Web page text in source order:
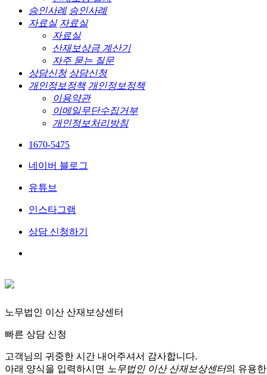
승인사례 승인사례
자료실 자료실
자료실
산재보상금 계산기
자주 묻는 질문
상담신청 상담신청
개인정보정책 개인정보정책
이용약관
이메일무단수집거부
개인정보처리방침
1670-5475
네이버 블로그
유튜브
인스타그램
상담 신청하기
노무법인 이산 산재보상센터
빠른 상담 신청
고객님의 귀중한 시간 내어주셔서 감사합니다.
아래 양식을 입력하시면
노무법인 이산 산재보상센터의 유용한